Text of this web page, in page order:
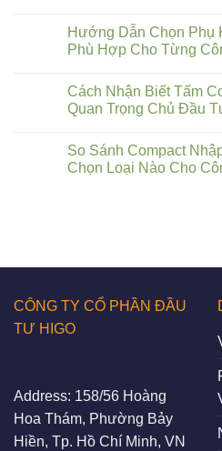
Hướng Dẫn Chọn Phụ
Phù Hợp Cho Từng
Cách Nhận Biết Tấm
Quan Trọng Chủ Đầu
So Sánh Compact
Chọn Loại Nào Cho
CÔNG TY CỔ PHẦN ĐẦU
TƯ HIGO
Address: 158/56 Hoàng
Hoa Thám, Phường Bảy
Hiền, Tp. Hồ Chí Minh, VN